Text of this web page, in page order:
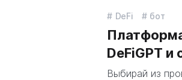
DeFi бот
DeFiGPT
Выбирай из